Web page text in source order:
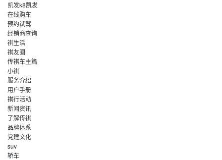
凯发k8凯发
在线购车
预约试驾
经销商查询
祺生活
祺友圈
传祺车主篇
小祺
服务介绍
用户手册
祺行活动
新闻资讯
了解传祺
品牌体系
党建文化
suv
轿车